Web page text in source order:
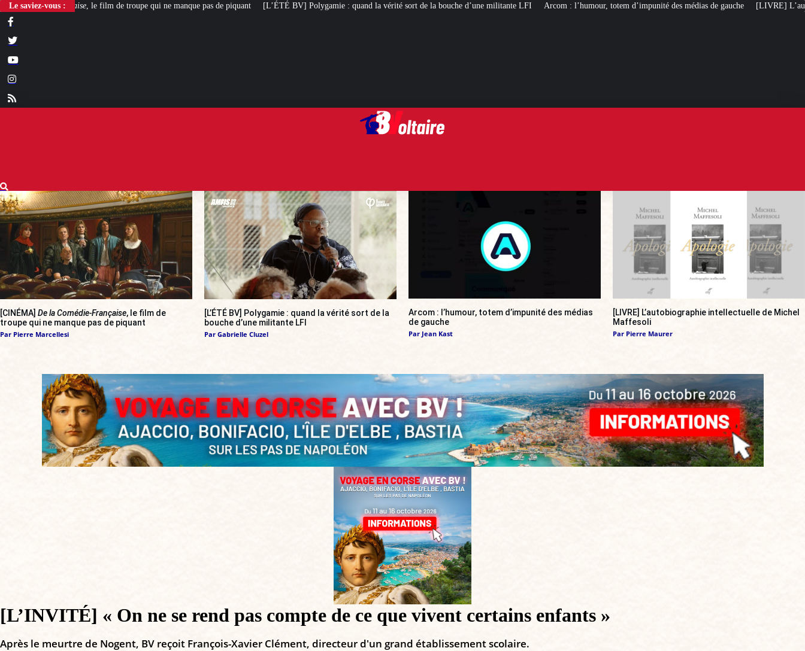
Le saviez-vous :
, le film de troupe qui ne manque pas de piquant [L’ÉTÉ BV] Polygamie : quand la vérité sort de la bouche d’une militante LFI Arcom : l’humour, totem d’impunité des médias de gauche [LIVRE] L’autobiographie
[CINÉMA] De la Comédie-Française, le film de
troupe qui ne manque pas de piquant
Par Pierre Marcellesi
[L’ÉTÉ BV] Polygamie : quand la vérité sort de la
bouche d’une militante LFI
Par Gabrielle Cluzel
Arcom : l’humour, totem d’impunité des médias
de gauche
Par Jean Kast
[LIVRE] L’autobiographie intellectuelle de Michel
Maffesoli
Par Pierre Maurer
[L’INVITÉ] « On ne se rend pas compte de ce que vivent certains enfants »
Après le meurtre de Nogent, BV reçoit François-Xavier Clément, directeur d'un grand établissement scolaire.